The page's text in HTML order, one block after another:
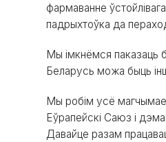
фармаванне
падрыхтоўка да
Мы імкнёмся паказаць
Беларусь можа быць
Мы робім усё магчымае,
Еўрапейскі Саюз і
Давайце разам